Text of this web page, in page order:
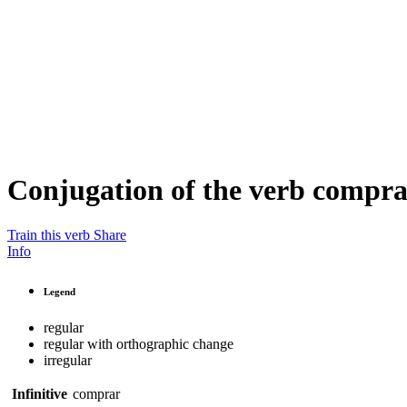
Conjugation of the verb
Train this verb Share
Info
Legend
regular
regular with orthographic change
irregular
Infinitive comprar